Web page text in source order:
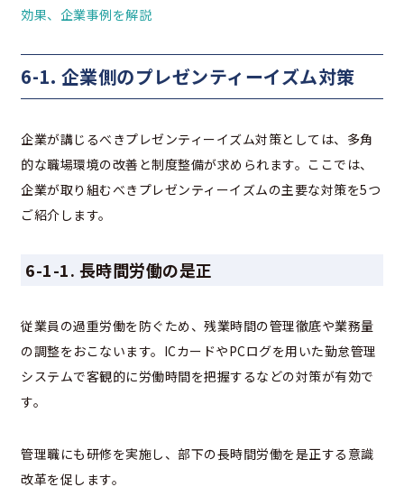
効果、企業事例を解説
6-1. 企業側のプレゼンティーイズム対策
企業が講じるべきプレゼンティーイズム対策としては、多角
的な職場環境の改善と制度整備が求められます。ここでは、
企業が取り組むべきプレゼンティーイズムの主要な対策を5つ
ご紹介します。
6-1-1. 長時間労働の是正
従業員の過重労働を防ぐため、残業時間の管理徹底や業務量
の調整をおこないます。ICカードやPCログを用いた勤怠管理
システムで客観的に労働時間を把握するなどの対策が有効で
す。
管理職にも研修を実施し、部下の長時間労働を是正する意識
改革を促します。